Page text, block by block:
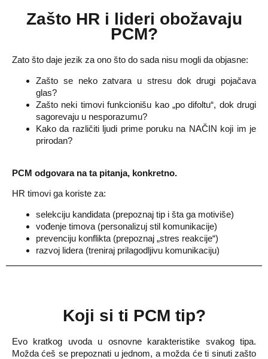
Zašto HR i lideri obožavaju
PCM?
Zato što daje jezik za ono što do sada nisu mogli da objasne:
Zašto se neko zatvara u stresu dok drugi pojačava
glas?
Zašto neki timovi funkcionišu kao „po difoltu“, dok drugi
sagorevaju u nesporazumu?
Kako da različiti ljudi prime poruku na NAČIN koji im je
prirodan?
PCM odgovara na ta pitanja, konkretno.
HR timovi ga koriste za:
selekciju kandidata (prepoznaj tip i šta ga motiviše)
vođenje timova (personalizuj stil komunikacije)
prevenciju konflikta (prepoznaj „stres reakcije“)
razvoj lidera (treniraj prilagodljivu komunikaciju)
Koji si ti PCM tip?
Evo kratkog uvoda u osnovne karakteristike svakog tipa.
Možda ćeš se prepoznati u jednom, a možda će ti sinuti zašto